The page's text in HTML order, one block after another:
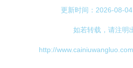
更新时间：2026-08-
如若转载，请注明
http://